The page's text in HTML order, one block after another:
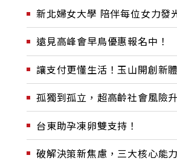
新北婦女大學 陪伴每位女力發
遠見高峰會早鳥優惠報名中！
讓支付更懂生活！玉山開創新
孤獨到孤立，超高齡社會風險
台東助孕凍卵雙支持！
破解決策新焦慮，三大核心能力